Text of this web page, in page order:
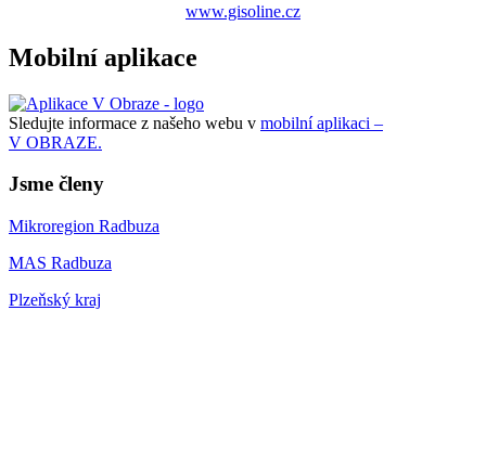
www.gisoline.cz
Mobilní aplikace
Sledujte informace z našeho webu v mobilní aplikaci –
V OBRAZE.
Jsme členy
Mikroregion Radbuza
MAS Radbuza
Plzeňský kraj